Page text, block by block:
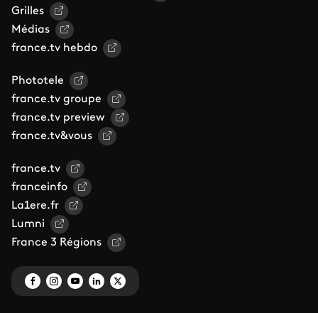
Grilles
Médias
france.tv hebdo
Phototele
france.tv groupe
france.tv preview
france.tv&vous
france.tv
franceinfo
La1ere.fr
Lumni
France 3 Régions